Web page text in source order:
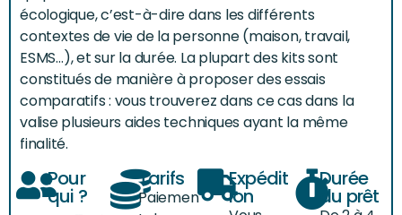
écologique, c’est-à-dire dans les différents
contextes de vie de la personne (maison, travail,
ESMS…), et sur la durée. La plupart des kits sont
constitués de manière à proposer des essais
comparatifs : vous trouverez dans ce cas dans la
valise plusieurs aides techniques ayant la même
finalité.
Pour
qui ?
Tarifs
Paiemen
Expédit
ion
Durée
du prêt